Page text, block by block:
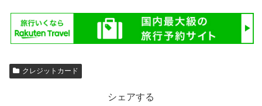
クレジットカード
シェアする